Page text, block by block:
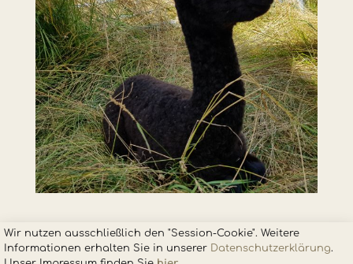
Wir nutzen ausschließlich den "Session-Cookie". Weitere
Informationen erhalten Sie in unserer Datenschutzerklärung.